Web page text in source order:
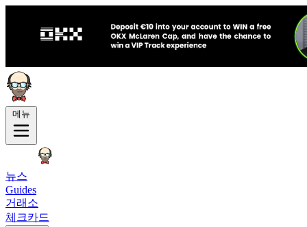
메뉴
뉴스
Guides
거래소
체크카드